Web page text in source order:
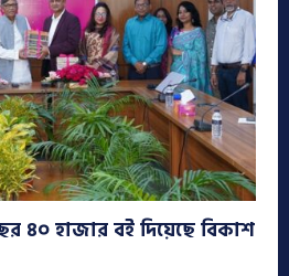
৪০ হাজার বই দিয়েছে বিকাশ